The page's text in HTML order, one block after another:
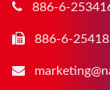
886-6-
886-6-